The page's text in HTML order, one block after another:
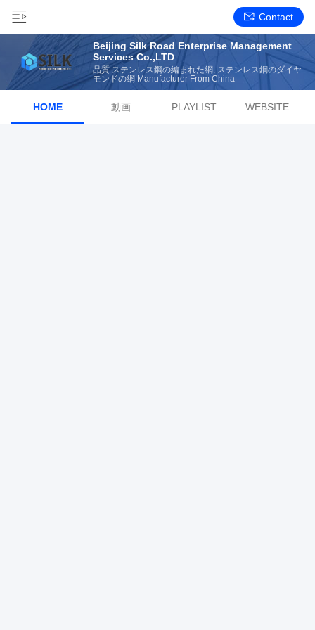
Contact
Beijing Silk Road Enterprise Management
Services Co.,LTD
品質 ステンレス鋼の編まれた網, ステンレス鋼のダイヤ
モンドの網 Manufacturer From China
HOME 動画 PLAYLIST WEBSITE